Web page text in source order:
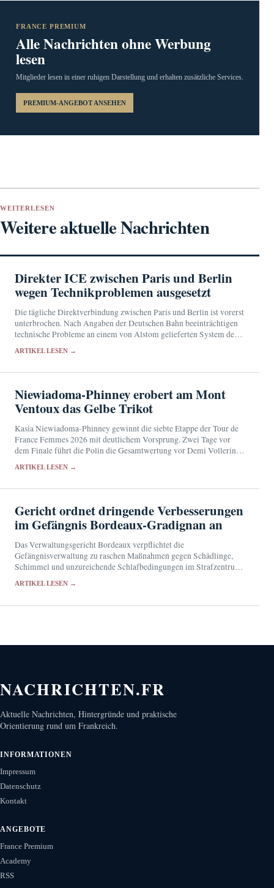
FRANCE PREMIUM
Alle Nachrichten ohne Werbung
lesen
Mitglieder lesen in einer ruhigen Darstellung und erhalten zusätzliche Services.
PREMIUM-ANGEBOT ANSEHEN
WEITERLESEN
Weitere aktuelle Nachrichten
Direkter ICE zwischen Paris und Berlin
wegen Technikproblemen ausgesetzt
Die tägliche Direktverbindung zwischen Paris und Berlin ist vorerst
unterbrochen. Nach Angaben der Deutschen Bahn beeinträchtigen
technische Probleme an einem von Alstom gelieferten System den
ARTIKEL LESEN →
Niewiadoma-Phinney erobert am Mont
Ventoux das Gelbe Trikot
Kasia Niewiadoma-Phinney gewinnt die siebte Etappe der Tour de
France Femmes 2026 mit deutlichem Vorsprung. Zwei Tage vor
dem Finale führt die Polin die Gesamtwertung vor Demi Vollering
ARTIKEL LESEN →
Gericht ordnet dringende Verbesserungen
im Gefängnis Bordeaux-Gradignan an
Das Verwaltungsgericht Bordeaux verpflichtet die
Gefängnisverwaltung zu raschen Maßnahmen gegen Schädlinge,
Schimmel und unzureichende Schlafbedingungen im Strafzentrum
ARTIKEL LESEN →
NACHRICHTEN.FR
Aktuelle Nachrichten, Hintergründe und praktische
Orientierung rund um Frankreich.
INFORMATIONEN
Impressum
Datenschutz
Kontakt
ANGEBOTE
France Premium
Academy
RSS